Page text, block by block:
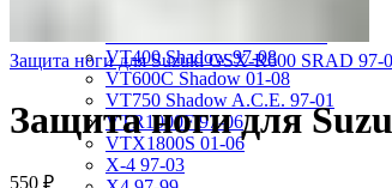
VT400 Shadow 97-08
VT600C Shadow 01-08
VT750 Shadow A.C.E. 97-01
VTR1000F 97-06
VTX1800S 01-06
X-4 97-03
Защита ноги для Suzuki GSX-R600 SRAD 97-
Защита ноги для
550 ₽